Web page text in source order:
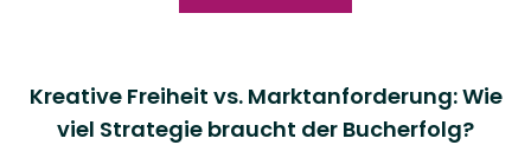
Kreative Freiheit vs. Marktanforderung: Wie
viel Strategie braucht der Bucherfolg?